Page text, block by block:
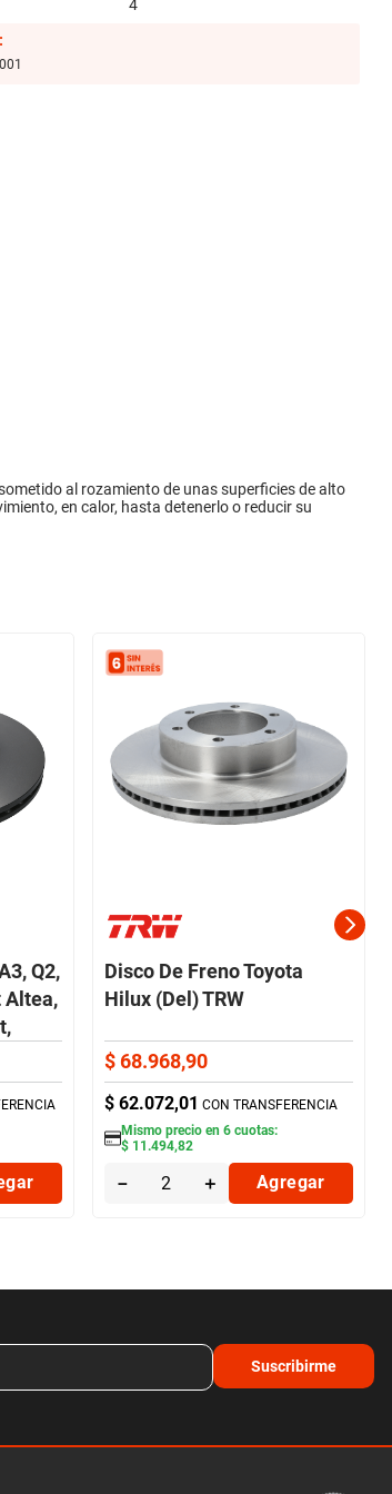
4
al rozamiento de unas superficies de alto
en calor, hasta detenerlo o reducir su
Q2,
Altea,
Disco De Freno Toyota
Hilux (Del) TRW
$ 68.968,90
$ 62.072,01 CON TRANSFERENCIA
Mismo precio en6 cuotas:
$ 11 .494,82
＋
－ Agregar
Suscribirme